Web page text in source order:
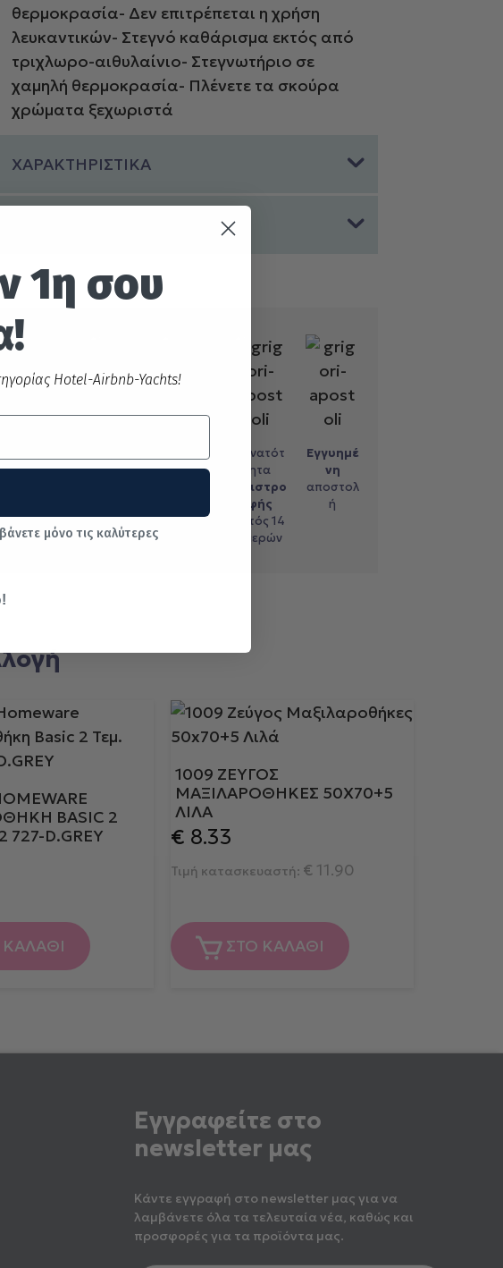
θερμοκρασία- Δεν επιτρέπεται η χρήση
λευκαντικών- Στεγνό καθάρισμα εκτός από
τριχλωρο-αιθυλαίνιο- Στεγνωτήριο σε
χαμηλή θερμοκρασία- Πλένετε τα σκούρα
χρώματα ξεχωριστά
ΧΑΡΑΚΤΗΡΙΣΤΙΚΑ
ς
κάρτα
με
Εύκολες
τηλεφω
Δυνατότ
ητα
επιστρο
φής
εντός 14
ημερών
Εγγυημέ
νη
αποστολ
ή
BASIC 2
727-D.GREY
1009 ΖΕΎΓΟΣ
ΜΑΞΙΛΑΡΟΘΉΚΕΣ 50X70+5
ΛΙΛΆ
€ 8.33
Τιμή κατασκευαστή: € 11.90
ΣΤΟ ΚΑΛΑΘΙ
Εγγραφείτε στο
newsletter μας
Κάντε εγγραφή στο newsletter μας για να
λαμβάνετε όλα τα τελευταία νέα, καθώς και
προσφορές για τα προϊόντα μας.
1η σου
Hotel-Airbnb-Yachts!
μόνο τις καλύτερες